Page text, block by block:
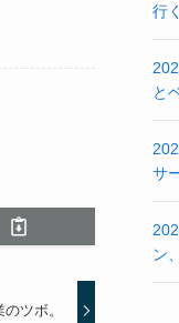
ツボ。
行
と
サ
ン